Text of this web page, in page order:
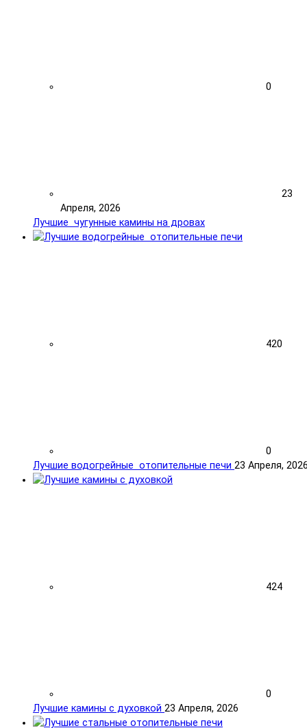
0
23
Апреля, 2026
Лучшие чугунные камины на дровах
420
0
Лучшие водогрейные отопительные печи 23 Апреля,
424
0
Лучшие камины с духовкой 23 Апреля, 2026